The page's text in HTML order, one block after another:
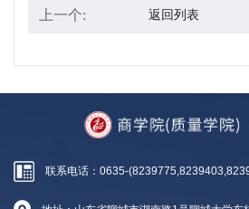
上一个: 返回列表
联系电话：0635-